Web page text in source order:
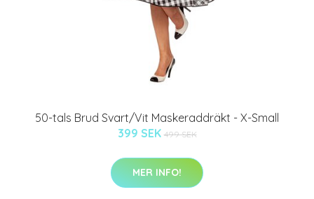
50-tals Brud Svart/Vit Maskeraddräkt - X-Small
399 SEK 499 SEK
MER INFO!